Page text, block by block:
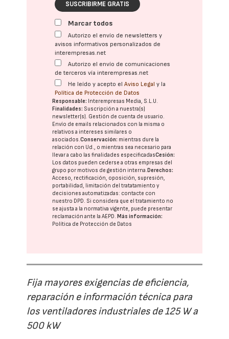
SUSCRIBIRME GRATIS
Marcar todos
Autorizo el envío de newsletters y
avisos informativos personalizados de
interempresas.net
Autorizo el envío de comunicaciones
de terceros vía interempresas.net
He leído y acepto elAviso Legal y la
Política de Protección de Datos
Responsable: Interempresas Media, S.L.U.
Finalidades: Suscripción a nuestra(s)
newsletter(s). Gestión de cuenta de usuario.
Envío de emails relacionados con la misma o
relativos a intereses similares o
asociados.Conservación: mientras dure la
relación con Ud., o mientras sea necesario para
llevar a cabo las finalidades especificadasCesión:
Los datos pueden cederse a otras empresas del
grupo por motivos de gestión interna. Derechos:
Acceso, rectificación, oposición, supresión,
portabilidad, limitación del tratatamiento y
decisiones automatizadas: contacte con
nuestro DPD. Si considera que el tratamiento no
se ajusta a la normativa vigente, puede presentar
reclamación ante laAEPD. Más información:
Política de Protección de Datos
Fija mayores exigencias de eficiencia,
reparación e información técnica para
los ventiladores industriales de 125 W a
500 kW